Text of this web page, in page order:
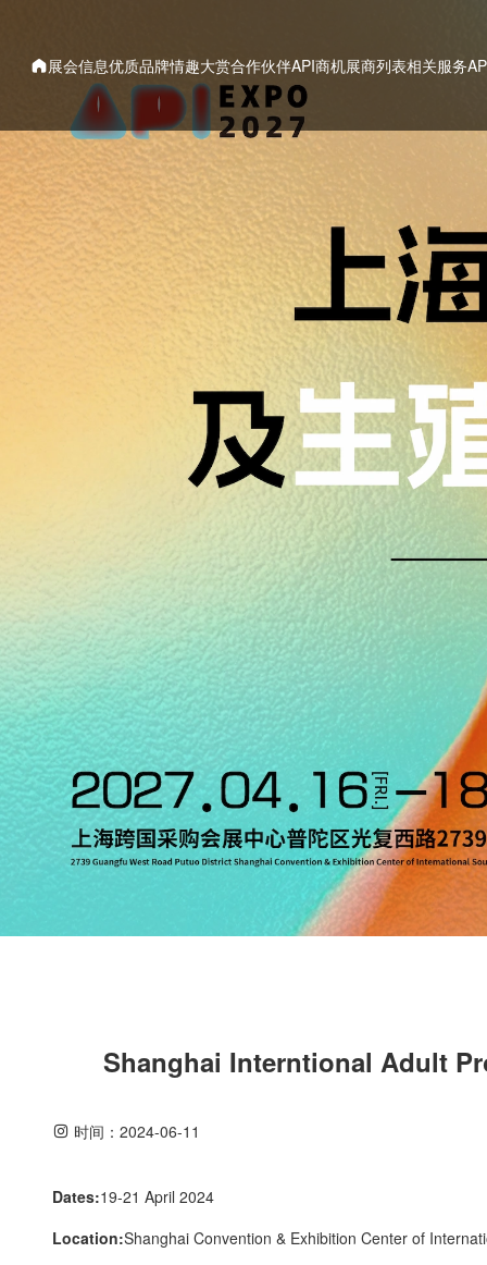
展会信息优质品牌情趣大赏合作伙伴API商机展商列表相关服务
Shanghai Interntional Adult
时间： 2024-06-11
Dates:19-21 April 2024
Location:Shanghai Convention & Exhibition Center of